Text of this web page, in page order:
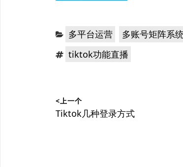
分 多平台运营 ，
多账号矩阵系
标 tiktok功能直播
章
<上一个
上
Tiktok几种登录方式